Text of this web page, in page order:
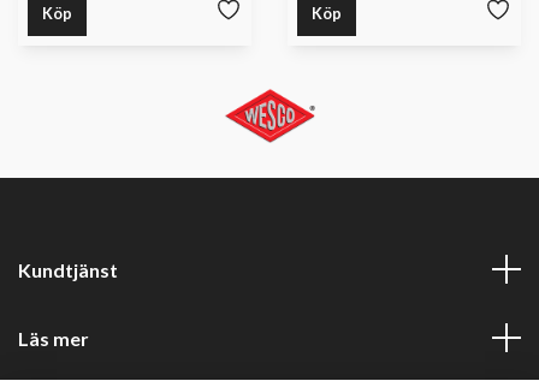
Köp Köp
Kundtjänst
Läs mer